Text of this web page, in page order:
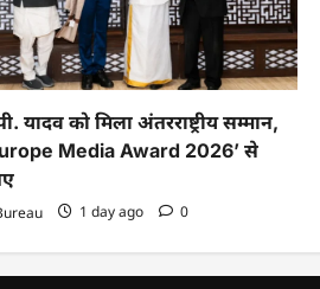
यादव को मिला अंतरराष्ट्रीय सम्मान,
Media Award 2026’ से
1 day ago 0